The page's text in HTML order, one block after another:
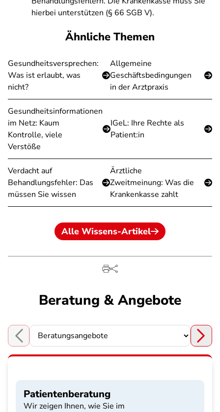
hierbei unterstützen (§ 66 SGB V).
Ähnliche Themen
Gesundheitsversprechen:
Was ist erlaubt, was
nicht?
Allgemeine
Geschäftsbedingungen
in der Arztpraxis
Gesundheitsinformationen
im Netz: Kaum
Kontrolle, viele
Verstöße
IGeL: Ihre Rechte als
Patient:in
Verdacht auf
Behandlungsfehler: Das
müssen Sie wissen
Ärztliche
Zweitmeinung: Was die
Krankenkasse zahlt
Alle Wissens-Artikel
Beratung & Angebote
Choose a section
Patientenberatung
Wir zeigen Ihnen, wie Sie im